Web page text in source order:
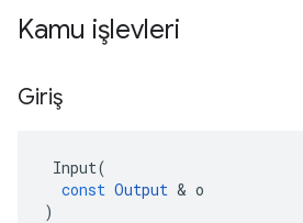
Kamu işlevleri
Giriş
Input(
const Output & o
)